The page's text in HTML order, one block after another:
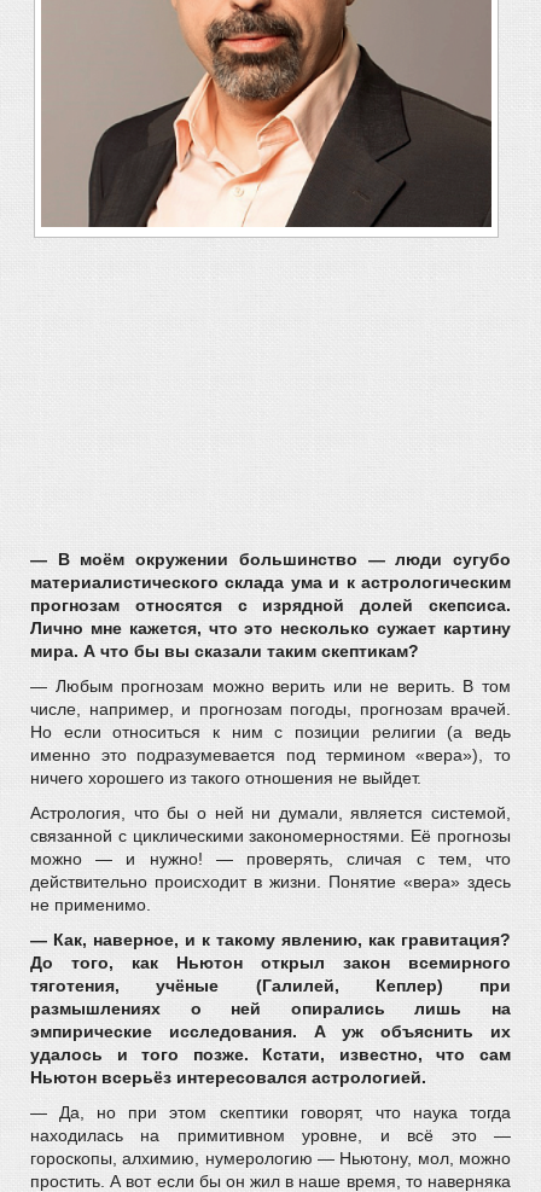
— В моём окружении большинство — люди сугубо
материалистического склада ума и к астрологическим
прогнозам относятся с изрядной долей скепсиса.
Лично мне кажется, что это несколько сужает картину
мира. А что бы вы сказали таким скептикам?
— Любым прогнозам можно верить или не верить. В том
числе, например, и прогнозам погоды, прогнозам врачей.
Но если относиться к ним с позиции религии (а ведь
именно это подразумевается под термином «вера»), то
ничего хорошего из такого отношения не выйдет.
Астрология, что бы о ней ни думали, является системой,
связанной с циклическими закономерностями. Её прогнозы
можно — и нужно! — проверять, сличая с тем, что
действительно происходит в жизни. Понятие «вера» здесь
не применимо.
— Как, наверное, и к такому явлению, как гравитация?
До того, как Ньютон открыл закон всемирного
тяготения, учёные (Галилей, Кеплер) при
размышлениях о ней опирались лишь на
эмпирические исследования. А уж объяснить их
удалось и того позже. Кстати, известно, что сам
Ньютон всерьёз интересовался астрологией.
— Да, но при этом скептики говорят, что наука тогда
находилась на примитивном уровне, и всё это —
гороскопы, алхимию, нумерологию — Ньютону, мол, можно
простить. А вот если бы он жил в наше время, то наверняка